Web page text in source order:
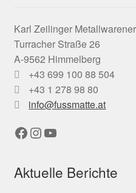
Karl Zeilinger
Turracher Straße 26
A-9562 Himmelberg
+43 699 100 88 504
+43 1 278 98 80
info@fussmatte.at
Facebook
Instagram
YouTube
Aktuelle Berichte